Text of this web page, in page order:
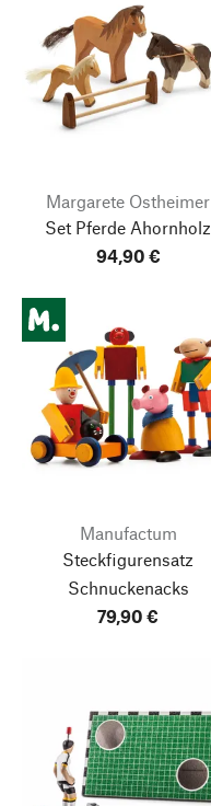
Margarete Ostheimer
Set Pferde Ahornholz
94,90 €
Manufactum
Steckfigurensatz
Schnuckenacks
79,90 €